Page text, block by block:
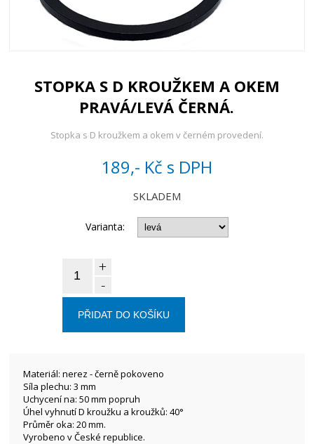
STOPKA S D KROUŽKEM A OKEM
PRAVÁ/LEVÁ ČERNÁ.
Stopka s D kroužkem a okem v černém provedení.
189,- Kč s DPH
SKLADEM
Varianta:
+
-
Materiál: nerez - černě pokoveno
Síla plechu: 3 mm
Uchycení na: 50 mm popruh
Úhel vyhnutí D kroužku a kroužků: 40°
Průměr oka: 20 mm.
Vyrobeno v České republice.